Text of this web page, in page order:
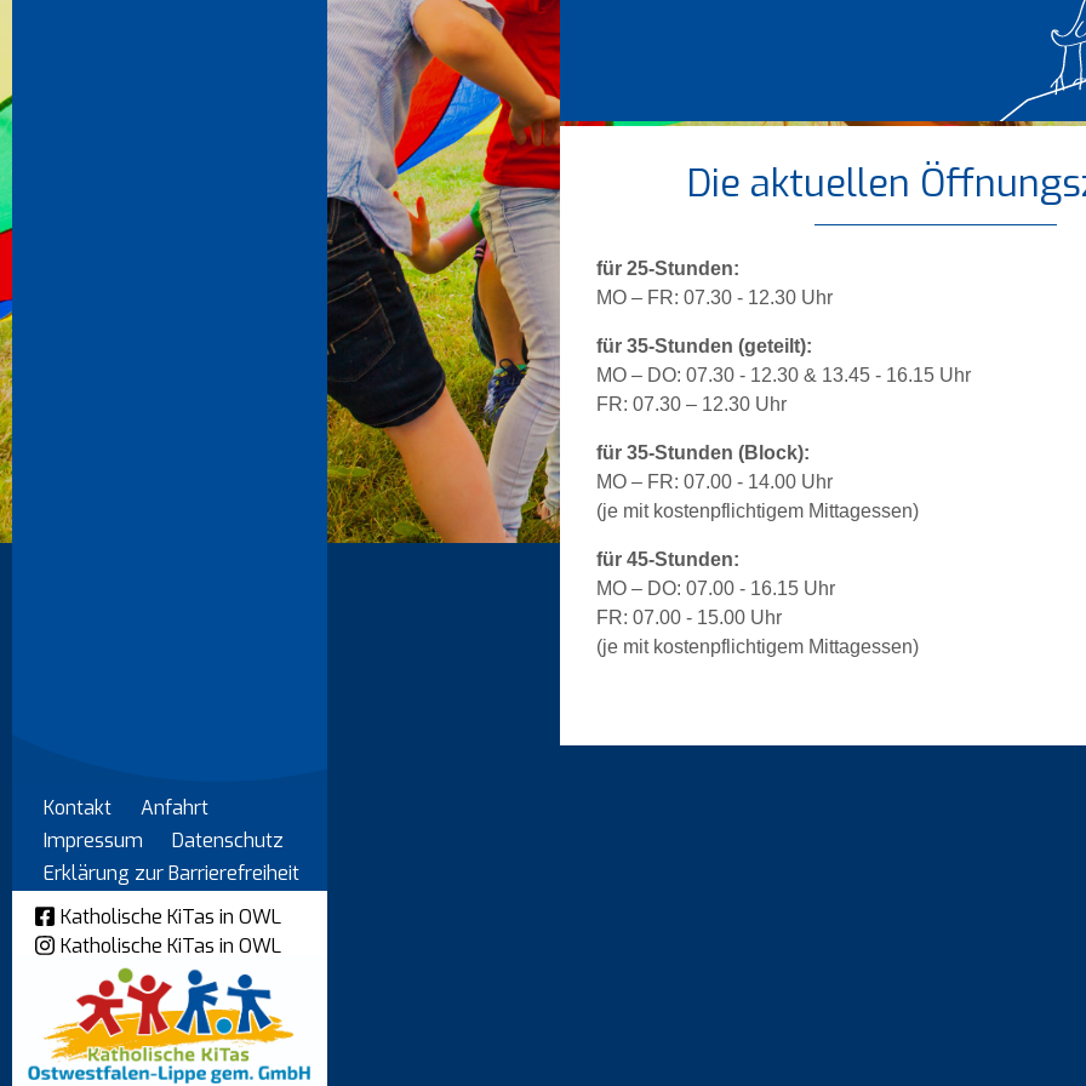
Kontakt
Anfahrt
Impressum
Datenschutz
Erklärung zur Barrierefreiheit
Katholische KiTas in OWL
Katholische KiTas in OWL
Die aktuellen
für 25-Stunden:
MO – FR: 07.30 - 12.30 Uhr
für 35-Stunden (geteilt):
MO – DO: 07.30 - 12.30 & 13.45 - 16.15 Uhr
FR: 07.30 – 12.30 Uhr
für 35-Stunden (Block):
MO – FR: 07.00 - 14.00 Uhr
(je mit kostenpflichtigem Mittagessen)
für 45-Stunden:
MO – DO: 07.00 - 16.15 Uhr
FR: 07.00 - 15.00 Uhr
(je mit kostenpflichtigem Mittagessen)